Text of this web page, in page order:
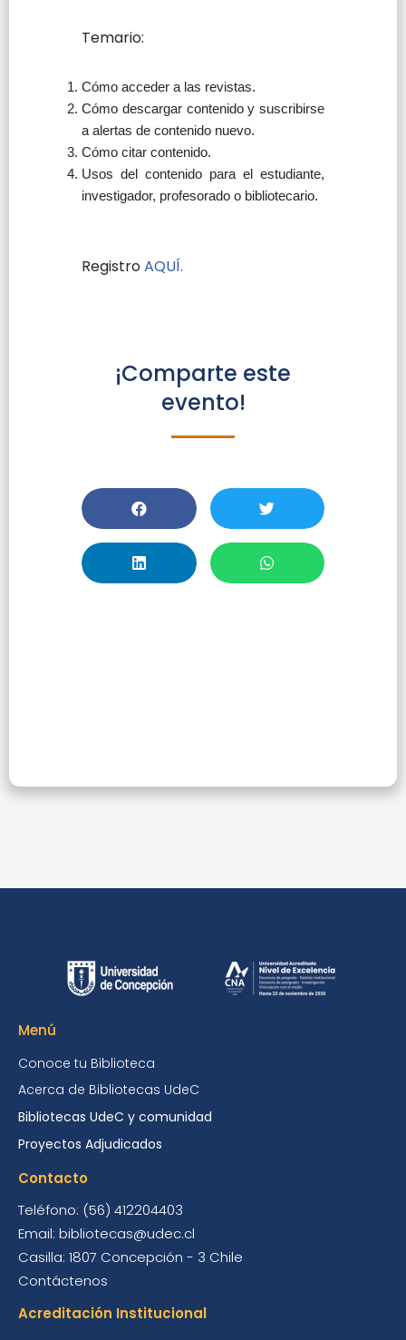
Temario:
Cómo acceder a las revistas.
Cómo descargar contenido y suscribirse
a alertas de contenido nuevo.
Cómo citar contenido.
Usos del contenido para el estudiante,
investigador, profesorado o bibliotecario.
RegistroAQUÍ.
¡Comparte este
evento!
Menú
Conoce tu Biblioteca
Acerca de Bibliotecas UdeC
Bibliotecas UdeC y comunidad
Proyectos Adjudicados
Contacto
Teléfono: (56) 412204403
Email: bibliotecas@udec.cl
Casilla: 1807 Concepción - 3 Chile
Contáctenos
Acreditación Institucional